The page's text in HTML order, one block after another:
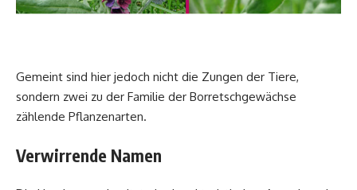
Gemeint sind hier jedoch nicht die Zungen der Tiere,
sondern zwei zu der Familie der Borretschgewächse
zählende Pflanzenarten.
Verwirrende Namen